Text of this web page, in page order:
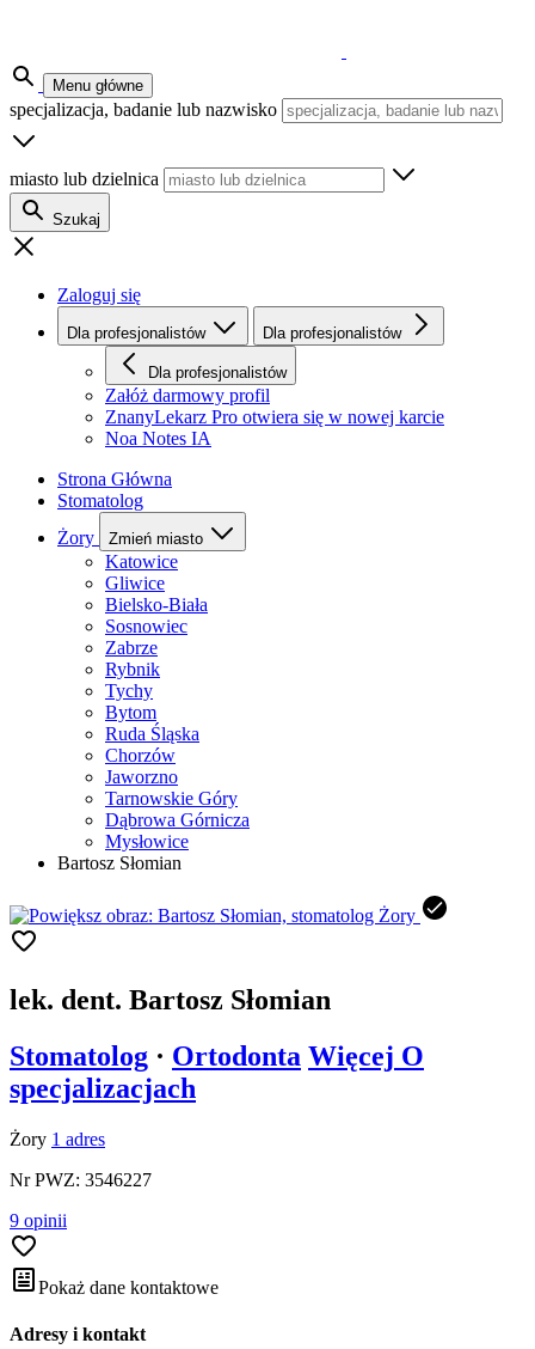
Menu główne
specjalizacja, badanie lub nazwisko
miasto lub dzielnica
Szukaj
Zaloguj się
Dla profesjonalistów Dla profesjonalistów
Dla profesjonalistów
Załóż darmowy profil
ZnanyLekarz Pro otwiera się w nowej karcie
Noa Notes IA
Strona Główna
Stomatolog
Żory
Zmień miasto
Katowice
Gliwice
Bielsko-Biała
Sosnowiec
Zabrze
Rybnik
Tychy
Bytom
Ruda Śląska
Chorzów
Jaworzno
Tarnowskie Góry
Dąbrowa Górnicza
Mysłowice
Bartosz Słomian
lek. dent. Bartosz Słomian
Stomatolog · Ortodonta Więcej O
specjalizacjach
Żory 1 adres
Nr PWZ: 3546227
9 opinii
Pokaż dane kontaktowe
Adresy i kontakt